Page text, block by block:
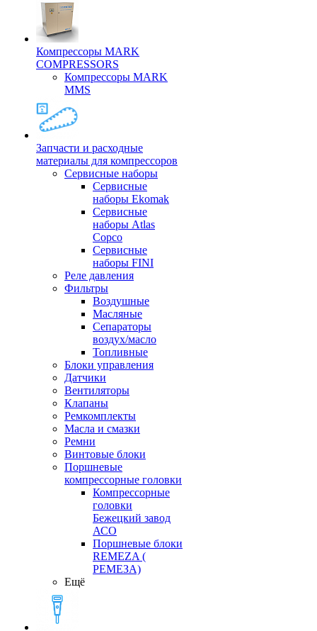
Компрессоры MARK
COMPRESSORS
Компрессоры MARK
MMS
Запчасти и расходные
материалы для компрессоров
Cервисные наборы
Сервисные
наборы Ekomak
Cервисные
наборы Atlas
Copco
Сервисные
наборы FINI
Реле давления
Фильтры
Воздушные
Масляные
Сепараторы
воздух/масло
Топливные
Блоки управления
Датчики
Вентиляторы
Клапаны
Ремкомплекты
Масла и смазки
Ремни
Винтовые блоки
Поршневые
компрессорные головки
Компрессорные
головки
Бежецкий завод
АСО
Поршневые блоки
REMEZA (
РЕМЕЗА)
Ещё